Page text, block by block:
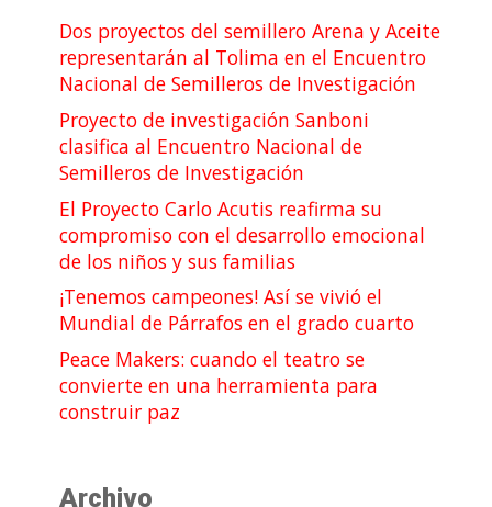
Dos proyectos del semillero Arena y Aceite
representarán al Tolima en el Encuentro
Nacional de Semilleros de Investigación
Proyecto de investigación Sanboni
clasifica al Encuentro Nacional de
Semilleros de Investigación
El Proyecto Carlo Acutis reafirma su
compromiso con el desarrollo emocional
de los niños y sus familias
¡Tenemos campeones! Así se vivió el
Mundial de Párrafos en el grado cuarto
Peace Makers: cuando el teatro se
convierte en una herramienta para
construir paz
Archivo